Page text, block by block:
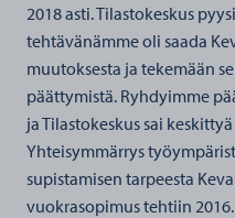
2018 asti. Tilastokeskus
tehtävänämme oli saada
muutoksesta ja tekemään
päättymistä. Ryhdyimme
ja Tilastokeskus sai
Yhteisymmärrys
supistamisen tarpeesta
vuokrasopimus tehtiin